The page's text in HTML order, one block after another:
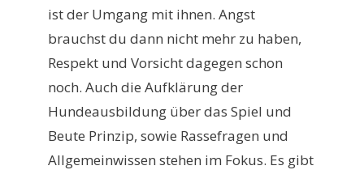
ist der Umgang mit ihnen. Angst
brauchst du dann nicht mehr zu haben,
Respekt und Vorsicht dagegen schon
noch. Auch die Aufklärung der
Hundeausbildung über das Spiel und
Beute Prinzip, sowie Rassefragen und
Allgemeinwissen stehen im Fokus. Es gibt